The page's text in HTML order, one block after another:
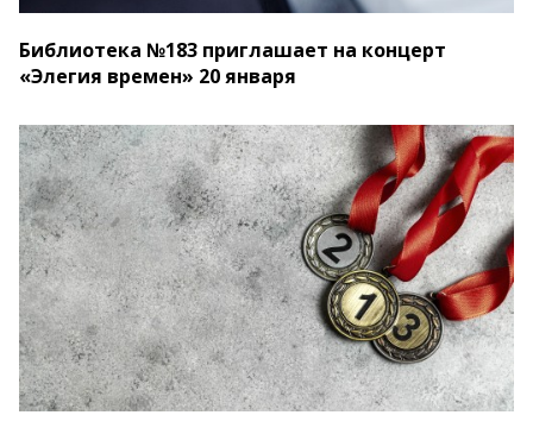
Библиотека №183 приглашает на концерт
«Элегия времен» 20 января